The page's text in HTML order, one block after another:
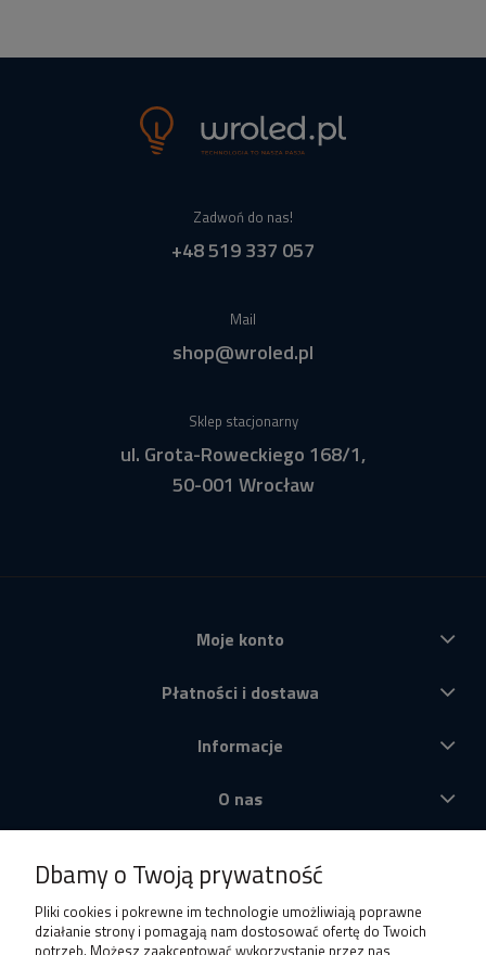
Zadwoń do nas!
+48 519 337 057
Mail
shop@wroled.pl
Sklep stacjonarny
ul. Grota-Roweckiego 168/1,
50-001 Wrocław
Moje konto
Płatności i dostawa
Informacje
O nas
Dbamy o Twoją prywatność
Pliki cookies i pokrewne im technologie umożliwiają poprawne
działanie strony i pomagają nam dostosować ofertę do Twoich
potrzeb. Możesz zaakceptować wykorzystanie przez nas